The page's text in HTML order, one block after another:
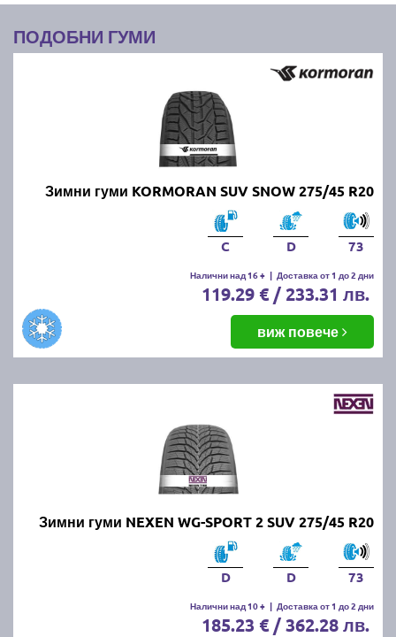
ПОДОБНИ ГУМИ
Зимни гуми KORMORAN SUV SNOW 275/45 R20
C D 73
Налични над 16 + | Доставка от 1 до 2 дни
119.29 € / 233.31 лв.
виж повече
Зимни гуми NEXEN WG-SPORT 2 SUV 275/45 R20
D D 73
Налични над 10 + | Доставка от 1 до 2 дни
185.23 € / 362.28 лв.